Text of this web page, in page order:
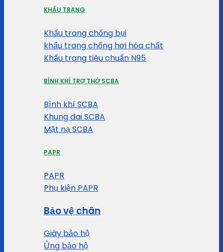
KHẨU TRANG
Khẩu trang chống bụi
khẩu trang chống hơi hóa chất
Khẩu trang tiêu chuẩn N95
BÌNH KHÍ TRỢ THỞ SCBA
Bình khí SCBA
Khung đai SCBA
Mặt nạ SCBA
PAPR
PAPR
Phụ kiện PAPR
Bảo vệ chân
Giày bảo hộ
Ủng bảo hộ